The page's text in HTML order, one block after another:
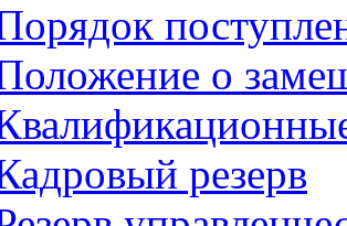
о
резерв